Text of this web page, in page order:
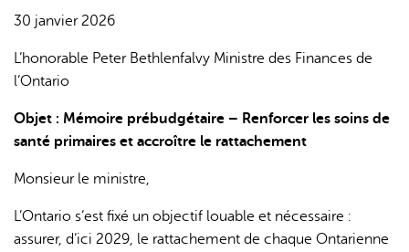
30 janvier 2026
L’honorable Peter Bethlenfalvy Ministre des Finances de
l’Ontario
Objet : Mémoire prébudgétaire – Renforcer les soins de
santé primaires et accroître le rattachement
Monsieur le ministre,
L’Ontario s’est fixé un objectif louable et nécessaire :
assurer, d’ici 2029, le rattachement de chaque Ontarienne